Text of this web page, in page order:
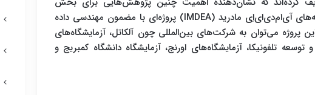
آی‌سی‌تی است. از جمله موسسه تحقیقاتی شبکه‌های آی‌ام‌دی‌ای‌اِی مادرید (IMDEA) پروژه‌ای با مضمون مهندسی داده
پروژه می‌توان به شرکت‌های بین‌المللی چون آلکاتل، آزمایشگاه‌های
تلفونیکا، آزمایشگاه‌های اورنج، آزمایشگاه دانشگاه کمبریج و